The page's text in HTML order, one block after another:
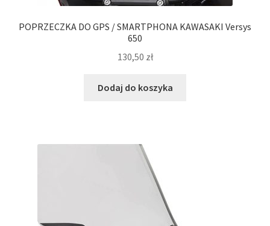
POPRZECZKA DO GPS / SMARTPHONA KAWASAKI Versys
650
130,50 zł
Dodaj do koszyka